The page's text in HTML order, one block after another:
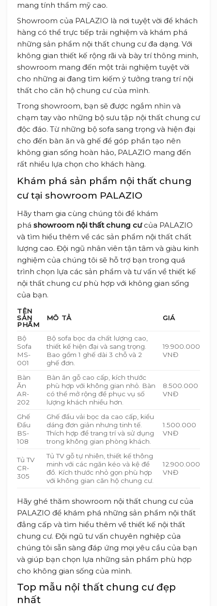
mang tính thẩm mỹ cao.
Showroom của PALAZIO là nơi tuyệt vời để khách
hàng có thể trực tiếp trải nghiệm và khám phá
những sản phẩm nội thất chung cư đa dạng. Với
không gian thiết kế rộng rãi và bày trí thông minh,
showroom mang đến một trải nghiệm tuyệt vời
cho những ai đang tìm kiếm ý tưởng trang trí nội
thất cho căn hộ chung cư của mình.
Trong showroom, bạn sẽ được ngắm nhìn và
chạm tay vào những bộ sưu tập nội thất chung cư
độc đáo. Từ những bộ sofa sang trọng và hiện đại
cho đến bàn ăn và ghế để góp phần tạo nên
không gian sống hoàn hảo, PALAZIO mang đến
rất nhiều lựa chọn cho khách hàng.
Khám phá sản phẩm nội thất chung
cư tại showroom PALAZIO
Hãy tham gia cùng chúng tôi để khám
phá showroom nội thất chung cưcủa PALAZIO
và tìm hiểu thêm về các sản phẩm nội thất chất
lượng cao. Đội ngũ nhân viên tận tâm và giàu kinh
nghiệm của chúng tôi sẽ hỗ trợ bạn trong quá
trình chọn lựa các sản phẩm và tư vấn về thiết kế
nội thất chung cư phù hợp với không gian sống
của bạn.
TÊN
SẢN
PHẨM
MÔ TẢ GIÁ
Bộ
Sofa
MS-
001
Bộ sofa bọc da chất lượng cao,
thiết kế hiện đại và sang trọng.
Bao gồm 1 ghế dài 3 chỗ và 2
ghế đơn.
19.900.000
VNĐ
Bàn
Ăn
AR-
202
Bàn ăn gỗ cao cấp, kích thước
phù hợp với không gian nhỏ. Bàn
có thể mở rộng để phục vụ số
lượng khách nhiều hơn.
8.500.000
VNĐ
Ghế
Đẩu
BS-
108
Ghế đẩu vải bọc da cao cấp, kiểu
dáng đơn giản nhưng tinh tế.
Thích hợp để trang trí và sử dụng
trong không gian phòng khách.
1.500.000
VNĐ
Tủ TV
CR-
305
Tủ TV gỗ tự nhiên, thiết kế thông
minh với các ngăn kéo và kệ để
đồ. Kích thước nhỏ gọn phù hợp
với không gian căn hộ chung cư.
12.900.000
VNĐ
Hãy ghé thăm showroom nội thất chung cư của
PALAZIO để khám phá những sản phẩm nội thất
đẳng cấp và tìm hiểu thêm về thiết kế nội thất
chung cư. Đội ngũ tư vấn chuyên nghiệp của
chúng tôi sẵn sàng đáp ứng mọi yêu cầu của bạn
và giúp bạn chọn lựa những sản phẩm phù hợp
cho không gian sống của mình.
Top mẫu nội thất chung cư đẹp
nhất